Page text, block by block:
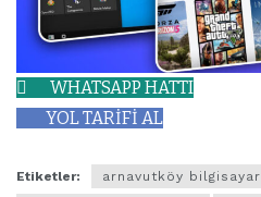
WHATSAPP HATTI
YOL TARİFİ AL
Etiketler:
arnavutköy bilgisayar